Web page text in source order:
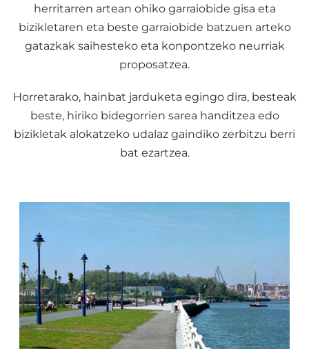
herritarren artean ohiko garraiobide gisa eta
bizikletaren eta beste garraiobide batzuen arteko
gatazkak saihesteko eta konpontzeko neurriak
proposatzea.
Horretarako, hainbat jarduketa egingo dira, besteak
beste, hiriko bidegorrien sarea handitzea edo
bizikletak alokatzeko udalaz gaindiko zerbitzu berri
bat ezartzea.